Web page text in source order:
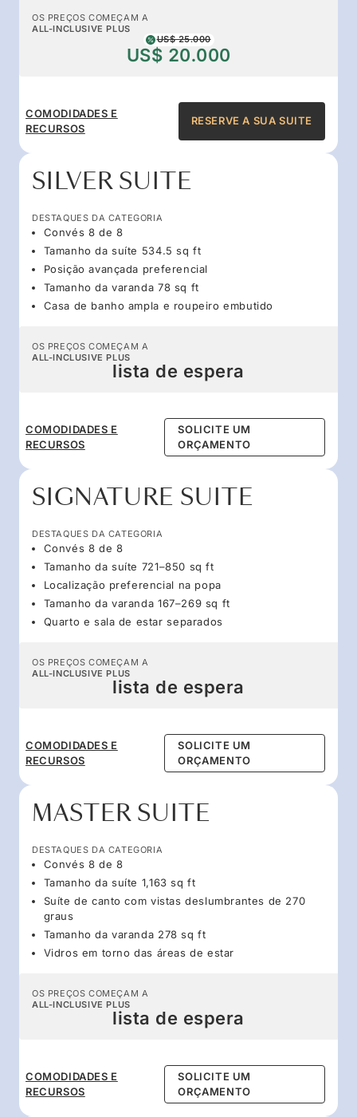
OS PREÇOS COMEÇAM A
ALL-INCLUSIVE PLUS
US$ 25.000
US$ 20.000
COMODIDADES E
RECURSOS
RESERVE A SUA SUITE
SILVER SUITE
DESTAQUES DA CATEGORIA
Convés 8 de 8
Tamanho da suíte 534.5 sq ft
Posição avançada preferencial
Tamanho da varanda 78 sq ft
Casa de banho ampla e roupeiro embutido
OS PREÇOS COMEÇAM A
ALL-INCLUSIVE PLUS
lista de espera
COMODIDADES E
RECURSOS
SOLICITE UM
ORÇAMENTO
SIGNATURE SUITE
DESTAQUES DA CATEGORIA
Convés 8 de 8
Tamanho da suíte 721–850 sq ft
Localização preferencial na popa
Tamanho da varanda 167–269 sq ft
Quarto e sala de estar separados
OS PREÇOS COMEÇAM A
ALL-INCLUSIVE PLUS
lista de espera
COMODIDADES E
RECURSOS
SOLICITE UM
ORÇAMENTO
MASTER SUITE
DESTAQUES DA CATEGORIA
Convés 8 de 8
Tamanho da suíte 1,163 sq ft
Suíte de canto com vistas deslumbrantes de 270
graus
Tamanho da varanda 278 sq ft
Vidros em torno das áreas de estar
OS PREÇOS COMEÇAM A
ALL-INCLUSIVE PLUS
lista de espera
COMODIDADES E
RECURSOS
SOLICITE UM
ORÇAMENTO